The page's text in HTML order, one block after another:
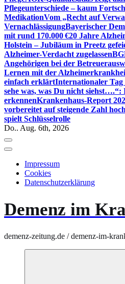
Pflegeunterschiede – kaum
MedikationVom „Recht auf
VernachlässigungBayerischer
mit rund 170.000 €20 Jahre
Holstein – Jubiläum in Preetz
Alzheimer-Verdacht zugelassen
Angehörigen bei der
Lernen mit der
einfach erklärtInternationaler Tag
sehe was, was Du nicht siehst….“:
erkennenKrankenhaus-Report
vorbereitet auf steigende Zahl
spielt Schlüsselrolle
Do.. Aug. 6th, 2026
Impressum
Cookies
Datenschutzerklärung
Demenz im
demenz-zeitung.de / demenz-im-